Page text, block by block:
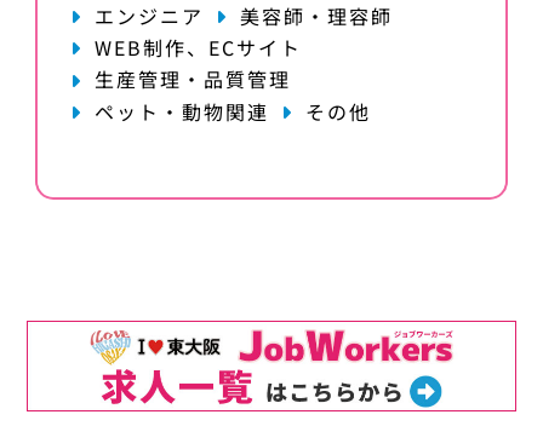
エンジニア
美容師・理容師
WEB制作、ECサイト
生産管理・品質管理
ペット・動物関連
その他